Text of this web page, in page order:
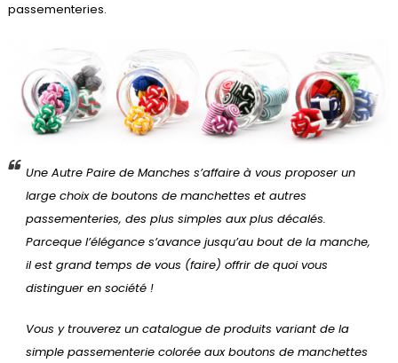
passementeries.
Une Autre Paire de Manches s’affaire à vous proposer un
large choix de boutons de manchettes et autres
passementeries, des plus simples aux plus décalés.
Parceque l’élégance s’avance jusqu’au bout de la manche,
il est grand temps de vous (faire) offrir de quoi vous
distinguer en société !
Vous y trouverez un catalogue de produits variant de la
simple passementerie colorée aux boutons de manchettes